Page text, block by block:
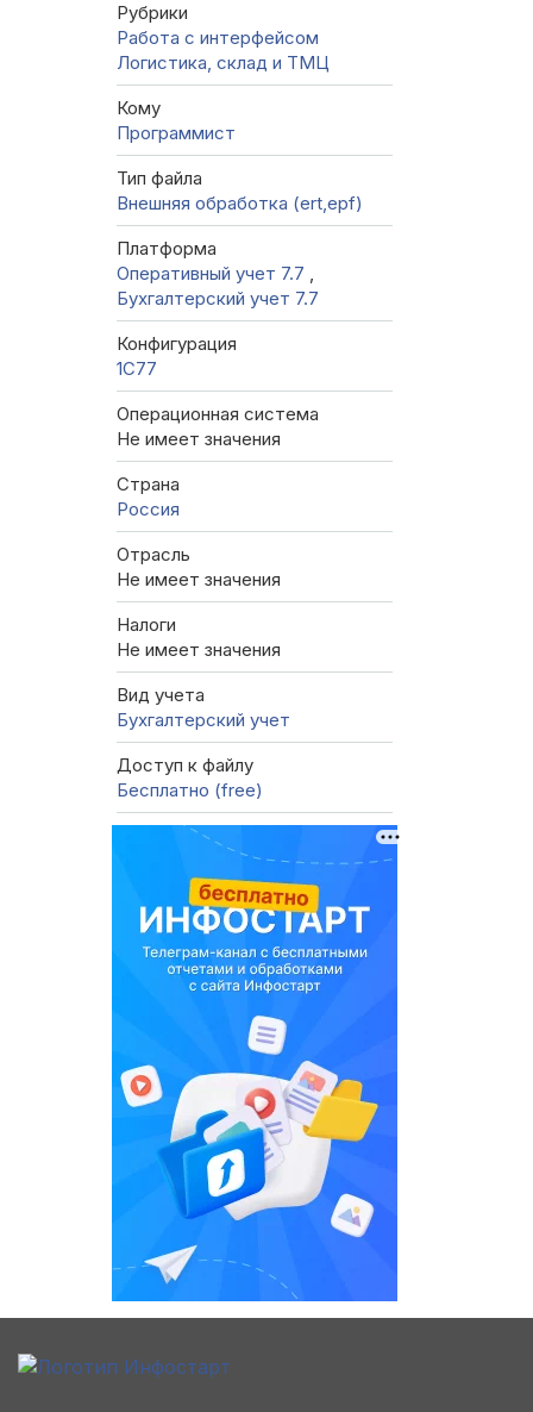
Рубрики
Работа с интерфейсом
Логистика, склад и ТМЦ
Кому
Программист
Тип файла
Внешняя обработка (ert,epf)
Платформа
Оперативный учет 7.7 ,
Бухгалтерский учет 7.7
Конфигурация
1C77
Операционная система
Не имеет значения
Страна
Россия
Отрасль
Не имеет значения
Налоги
Не имеет значения
Вид учета
Бухгалтерский учет
Доступ к файлу
Бесплатно (free)